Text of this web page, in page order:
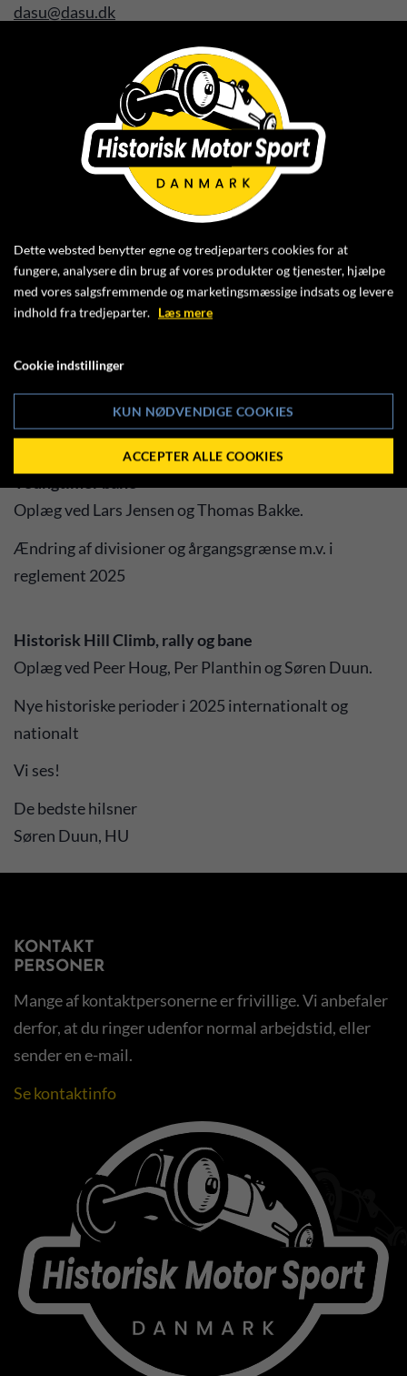
dasu@dasu.dk
AFTENENS PROGRAM ER FØLGENDE:
Kl. 18.00-19.00 fælles spisning
Traditionen tro har vi bestilt stegt flæsk med
persillesauce til kr. 168,00 pr. person, som du betaler
ved ankomst og bestiller i forvejen senest den 29.
Tilmelding til spisning:
Fangel Kro tlf. 6596 1011,
mail info@fangelkrooghotel.dk
velkomst og program
Kl. 19.30- senest kl. 22.00
Her deler vi os i to grupper - og så er der kaffe og kage.
Oplæg ved Lars Jensen og Thomas Bakke.
Ændring af divisioner og årgangsgrænse m.v. i
reglement 2025
Historisk Hill Climb, rally og bane
Oplæg ved Peer Houg, Per Planthin og Søren Duun.
Nye historiske perioder i 2025 internationalt og
nationalt
Vi ses!
De bedste hilsner
Søren Duun, HU
KONTAKT
PERSONER
Mange af kontaktpersonerne er frivillige. Vi anbefaler
derfor, at du ringer udenfor normal arbejdstid, eller
sender en e-mail.
Se kontaktinfo
Dette websted benytter egne og tredjeparters cookies for at
fungere, analysere din brug af vores produkter og tjenester, hjælpe
med vores salgsfremmende og marketingsmæssige indsats og levere
indhold fra tredjeparter. Læs mere
Cookie indstillinger
KUN NØDVENDIGE COOKIES
ACCEPTER ALLE COOKIES